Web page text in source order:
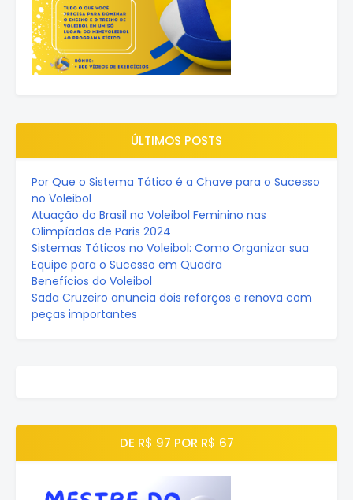
ÚLTIMOS POSTS
Por Que o Sistema Tático é a Chave para o Sucesso
no Voleibol
Atuação do Brasil no Voleibol Feminino nas
Olimpíadas de Paris 2024
Sistemas Táticos no Voleibol: Como Organizar sua
Equipe para o Sucesso em Quadra
Benefícios do Voleibol
Sada Cruzeiro anuncia dois reforços e renova com
peças importantes
DE R$ 97 POR R$ 67